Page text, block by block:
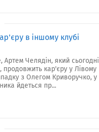
в іншому клубі
Артем Челядін, який сьогодні
кар'єру у Лівому
з Олегом Криворучко, у
йдеться пр...